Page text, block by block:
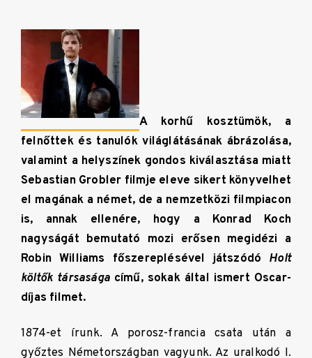
A korhű kosztümök, a
felnőttek és tanulók világlátásának ábrázolása,
valamint a helyszínek gondos kiválasztása miatt
Sebastian Grobler filmje eleve sikert könyvelhet
el magának a német, de a nemzetközi filmpiacon
is, annak ellenére, hogy a Konrad Koch
nagyságát bemutató mozi erősen megidézi a
Robin Williams főszereplésével játszódó Holt
költők társaságacímű, sokak által ismert Oscar-
díjas filmet.
1874-et írunk. A porosz-francia csata után a
győztes Németországban vagyunk. Az uralkodó I.